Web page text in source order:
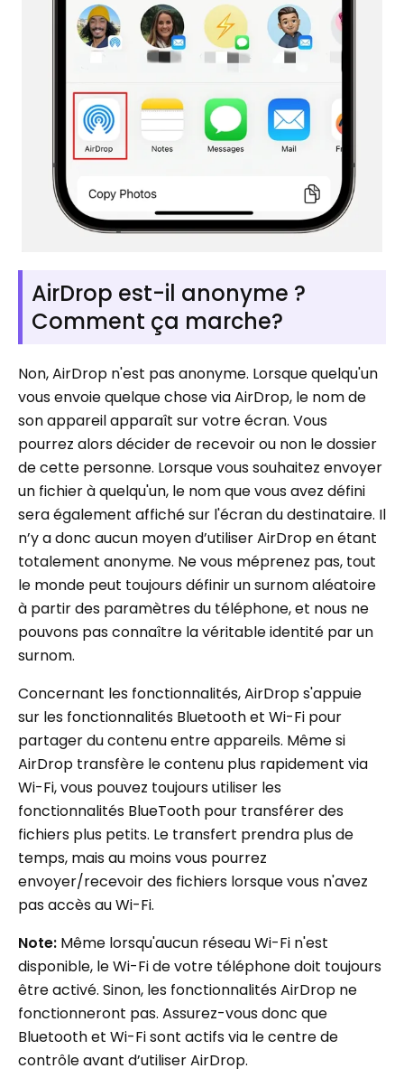
AirDrop est-il anonyme ?
Comment ça marche?
Non, AirDrop n'est pas anonyme. Lorsque quelqu'un
vous envoie quelque chose via AirDrop, le nom de
son appareil apparaît sur votre écran. Vous
pourrez alors décider de recevoir ou non le dossier
de cette personne. Lorsque vous souhaitez envoyer
un fichier à quelqu'un, le nom que vous avez défini
sera également affiché sur l'écran du destinataire. Il
n’y a donc aucun moyen d’utiliser AirDrop en étant
totalement anonyme. Ne vous méprenez pas, tout
le monde peut toujours définir un surnom aléatoire
à partir des paramètres du téléphone, et nous ne
pouvons pas connaître la véritable identité par un
surnom.
Concernant les fonctionnalités, AirDrop s'appuie
sur les fonctionnalités Bluetooth et Wi-Fi pour
partager du contenu entre appareils. Même si
AirDrop transfère le contenu plus rapidement via
Wi-Fi, vous pouvez toujours utiliser les
fonctionnalités BlueTooth pour transférer des
fichiers plus petits. Le transfert prendra plus de
temps, mais au moins vous pourrez
envoyer/recevoir des fichiers lorsque vous n'avez
pas accès au Wi-Fi.
Note: Même lorsqu'aucun réseau Wi-Fi n'est
disponible, le Wi-Fi de votre téléphone doit toujours
être activé. Sinon, les fonctionnalités AirDrop ne
fonctionneront pas. Assurez-vous donc que
Bluetooth et Wi-Fi sont actifs via le centre de
contrôle avant d’utiliser AirDrop.